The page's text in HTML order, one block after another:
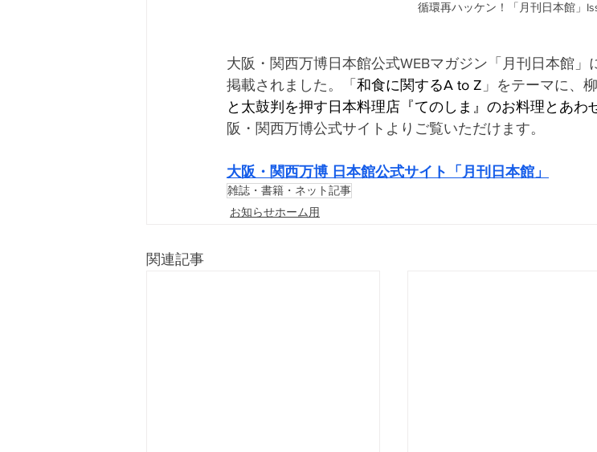
循環再ハッケン！「月刊日本館」
大阪・関西万博日本館公式WEBマガジン「月刊日本館 」
掲載されました。「 和食に関するA to Z 」をテーマに、
と太鼓判を押す日本料理店『てのしま』のお料理とあわ
阪・関西万博公式サイトよりご覧いただけます。
大阪・関西万博 日本館公式サイト「月刊日本館」
雑誌・書籍・ネット記事
お知らせホーム用
関連記事